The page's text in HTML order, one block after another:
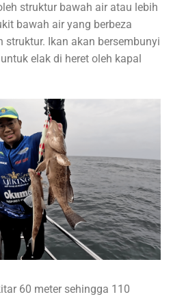
struktur bawah air atau lebih
bawah air yang berbeza
struktur. Ikan akan bersembunyi
elak di heret oleh kapal
60 meter sehingga 110